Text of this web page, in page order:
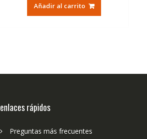
era:
es:
Añadir al carrito
enlaces rápidos
Preguntas más frecuentes